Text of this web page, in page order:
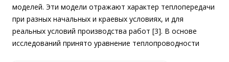
моделей. Эти модели отражают характер теплопередачи
при разных начальных и краевых условиях, и для
реальных условий производства работ [3]. В основе
исследований принято уравнение теплопроводности